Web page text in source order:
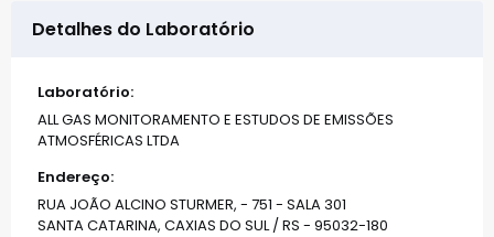
Detalhes do Laboratório
Laboratório:
ALL GAS MONITORAMENTO E ESTUDOS DE EMISSÕES
ATMOSFÉRICAS LTDA
Endereço:
RUA JOÃO ALCINO STURMER, - 751 - SALA 301
SANTA CATARINA, CAXIAS DO SUL / RS - 95032-180